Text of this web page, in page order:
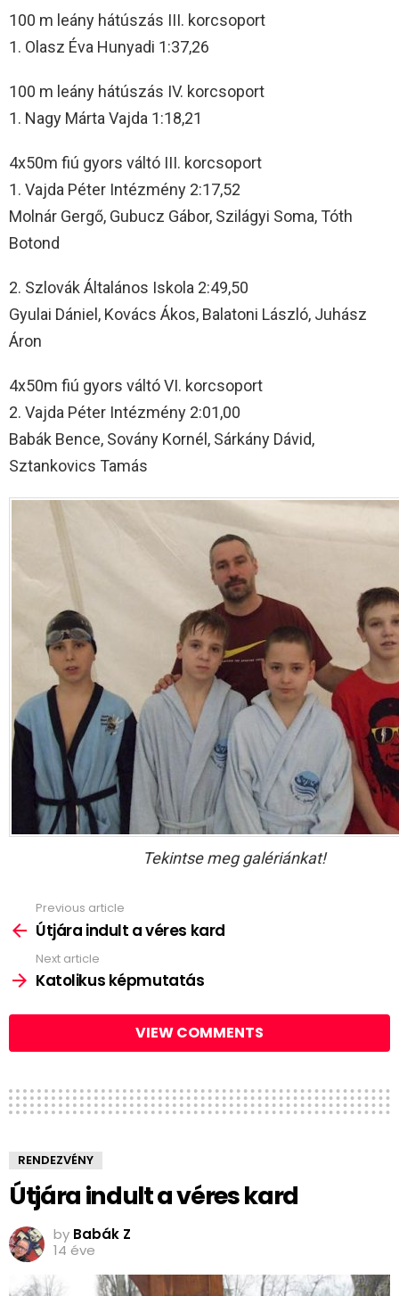
100 m leány hátúszás III. korcsoport
1. Olasz Éva Hunyadi 1:37,26
100 m leány hátúszás IV. korcsoport
1. Nagy Márta Vajda 1:18,21
4x50m fiú gyors váltó III. korcsoport
1. Vajda Péter Intézmény 2:17,52
Molnár Gergő, Gubucz Gábor, Szilágyi Soma, Tóth
Botond
2. Szlovák Általános Iskola 2:49,50
Gyulai Dániel, Kovács Ákos, Balatoni László, Juhász
Áron
4x50m fiú gyors váltó VI. korcsoport
2. Vajda Péter Intézmény 2:01,00
Babák Bence, Sovány Kornél, Sárkány Dávid,
Sztankovics Tamás
Tekintse meg galériánkat!
more
Previous article
Útjára indult a véres kard
Next article
Katolikus képmutatás
VIEW COMMENTS
RENDEZVÉNY
Útjára indult a véres kard
by Babák Z
14 éve